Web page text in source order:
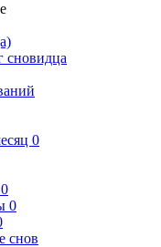
сновидца
0
0
0
снов